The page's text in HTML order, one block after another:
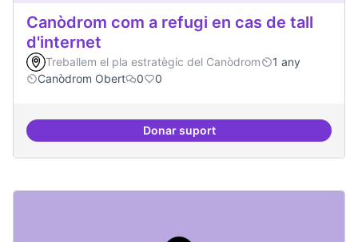
Canòdrom com a refugi en cas de tall
d'internet
Treballem el pla estratègic del Canòdrom
1 any
Canòdrom Obert
0 0
Donar suportCanòdrom com a refugi en cas